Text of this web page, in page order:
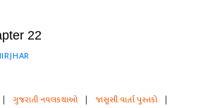
22
| ગુજરાતી નવલકથાઓ | જાસૂસી વાર્તા પુસ્તકો |